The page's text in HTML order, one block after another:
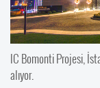
IC Bomonti Projesi,
alıyor.